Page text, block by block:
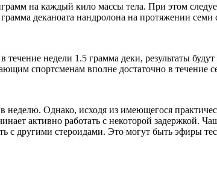
на каждый кило массы тела. При этом
деканоата нандролона на протяжении семи
недели 1.5 грамма деки, результаты
спортсменам вполне достаточно в течение
Однако, исходя из имеющегося
активно работать с некоторой задержкой.
с другими стероидами. Это могут быть эфиры